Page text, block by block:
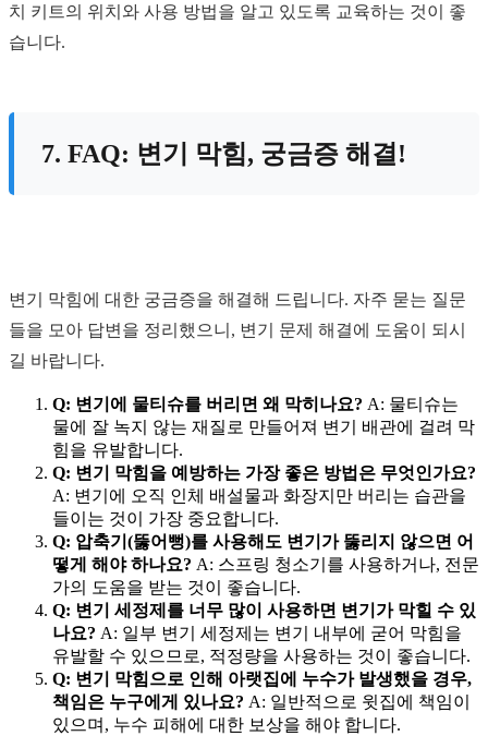
치 키트의 위치와 사용 방법을 알고 있도록 교육하는 것이 좋
습니다.
7. FAQ: 변기 막힘, 궁금증 해결!
변기 막힘에 대한 궁금증을 해결해 드립니다. 자주 묻는 질문
들을 모아 답변을 정리했으니, 변기 문제 해결에 도움이 되시
길 바랍니다.
Q: 변기에 물티슈를 버리면 왜 막히나요? A: 물티슈는
물에 잘 녹지 않는 재질로 만들어져 변기 배관에 걸려 막
힘을 유발합니다.
Q: 변기 막힘을 예방하는 가장 좋은 방법은 무엇인가요?
A: 변기에 오직 인체 배설물과 화장지만 버리는 습관을
들이는 것이 가장 중요합니다.
Q: 압축기(뚫어뻥)를 사용해도 변기가 뚫리지 않으면 어
떻게 해야 하나요? A: 스프링 청소기를 사용하거나, 전문
가의 도움을 받는 것이 좋습니다.
Q: 변기 세정제를 너무 많이 사용하면 변기가 막힐 수 있
나요? A: 일부 변기 세정제는 변기 내부에 굳어 막힘을
유발할 수 있으므로, 적정량을 사용하는 것이 좋습니다.
Q: 변기 막힘으로 인해 아랫집에 누수가 발생했을 경우,
책임은 누구에게 있나요? A: 일반적으로 윗집에 책임이
있으며, 누수 피해에 대한 보상을 해야 합니다.